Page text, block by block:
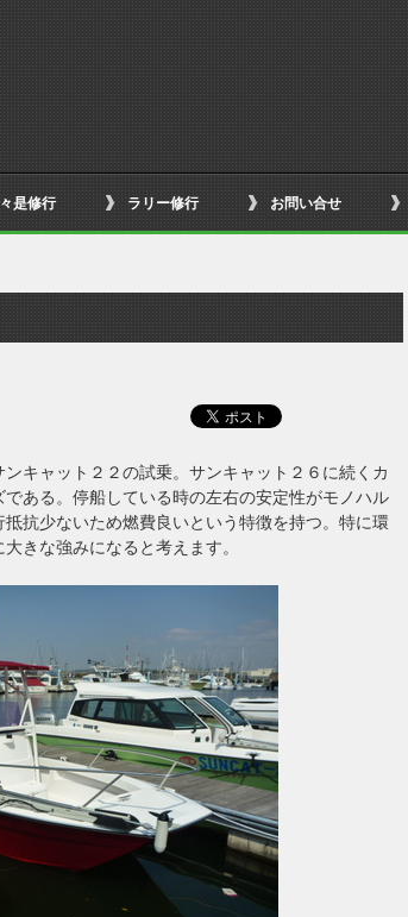
是修行 ラリー修行 お問い合せ
キャット２２の試乗。サンキャット２６に続くカ
ある。停船している時の左右の安定性がモノハル
抵抗少ないため燃費良いという特徴を持つ。特に環
きな強みになると考えます。